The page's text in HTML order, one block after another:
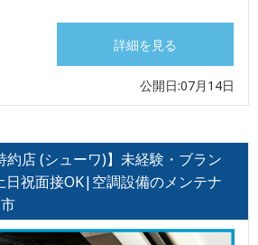
詳細を見る
公開日:07月14日
約店 (シューワ)】未経験・ブラン
日祝面接OK|空調設備のメンテナ